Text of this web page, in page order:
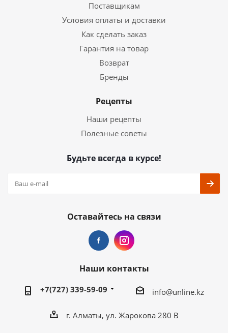
Поставщикам
Условия оплаты и доставки
Как сделать заказ
Гарантия на товар
Возврат
Бренды
Рецепты
Наши рецепты
Полезные советы
Будьте всегда в курсе!
Оставайтесь на связи
Наши контакты
+7(727) 339-59-09 info@unline.kz
г. Алматы, ул. Жарокова 280 В